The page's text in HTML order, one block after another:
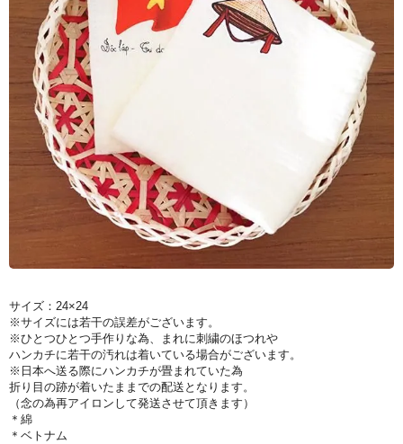
サイズ：24×24
※サイズには若干の誤差がございます。
※ひとつひとつ手作りな為、まれに刺繍のほつれや
ハンカチに若干の汚れは着いている場合がございます。
※日本へ送る際にハンカチが畳まれていた為
折り目の跡が着いたままでの配送となります。
（念の為再アイロンして発送させて頂きます）
＊綿
＊ベトナム